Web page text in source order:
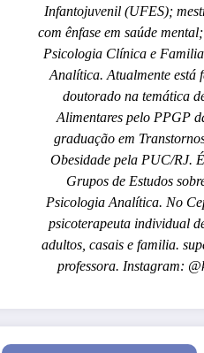
Infantojuvenil (UFES);
com ênfase em saúde
Psicologia Clínica e
Analítica. Atualmente está
doutorado na temática
Alimentares pelo PPGP
graduação em
Obesidade pela PUC/RJ.
Grupos de Estudos
Psicologia Analítica. No
psicoterapeuta individual
adultos, casais e familia.
professora. Instagram: